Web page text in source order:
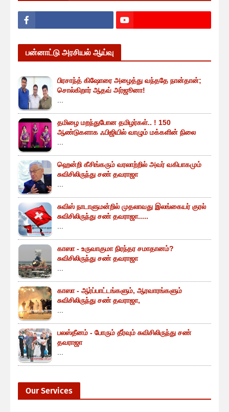
பன்னாட்டு அரசியல் ஆய்வு
பிரசாந்த் கிஷோரை அழைத்து வந்ததே நான்தான்;
சொல்கிறார் ஆதவ் அர்ஜூனா!
தமிழை மறந்துபோன தமிழர்கள்.. ! 150
ஆண்டுகளாக ஃபிஜியில் வாழும் மக்களின் நிலை
ஹென்றி கீசிங்கரும் வரலாற்றில் அவர் வகிபாகமும்
சுவிசிலிருந்து சண் தவராஜா
சுவிஸ் நாடாளுமன்றில் முதலாவது இலங்கையர் குரல்
சுவிசிலிருந்து சண் தவராஜா.....
காஸா - உருவாகுமா நிரந்தர சமாதானம்?
சுவிசிலிருந்து சண் தவராஜா
காஸா - ஆர்ப்பாட்டங்களும், ஆரவாரங்களும்
சுவிசிலிருந்து சண் தவராஜா,
பலஸ்தீனம் - போரும் தீர்வும் சுவிசிலிருந்து சண்
தவராஜா
Our Services